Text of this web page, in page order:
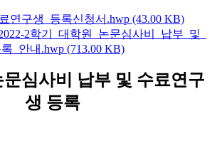
연구생_등록신청서.hwp (43.00 KB)
2학기_대학원_논문심사비_납부_및_
_안내.hwp (713.00 KB)
문심사비 납부 및 수료연구
생 등록